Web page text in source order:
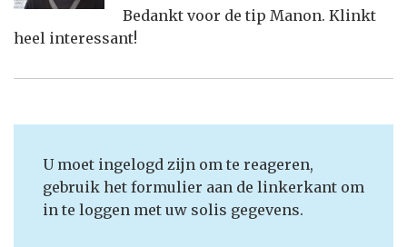
Bedankt voor de tip Manon. Klinkt
heel interessant!
U moet ingelogd zijn om te reageren,
gebruik het formulier aan de linkerkant om
in te loggen met uw solis gegevens.